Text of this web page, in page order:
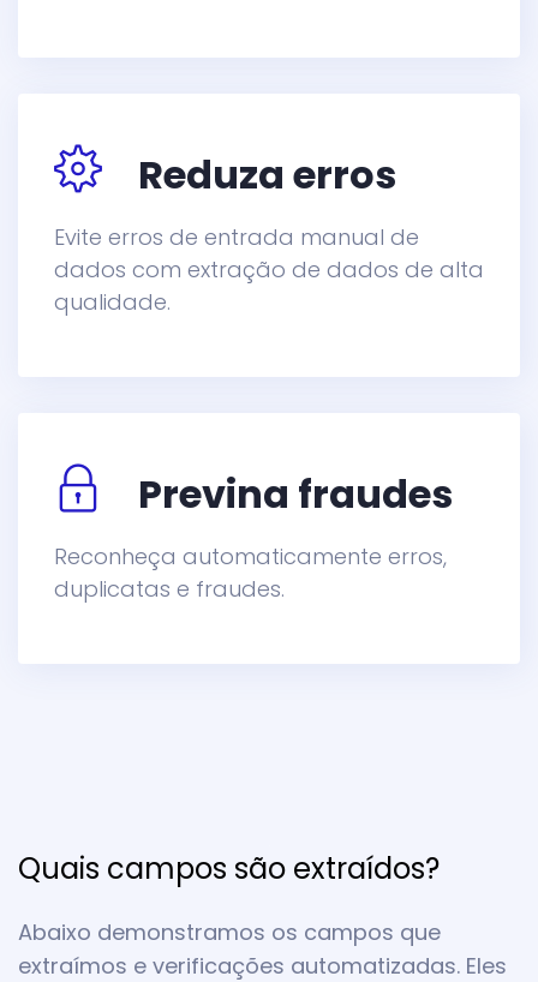
Reduza erros
Evite erros de entrada manual de
dados com extração de dados de alta
qualidade.
Previna fraudes
Reconheça automaticamente erros,
duplicatas e fraudes.
Quais campos são extraídos?
Abaixo demonstramos os campos que
extraímos e verificações automatizadas. Eles